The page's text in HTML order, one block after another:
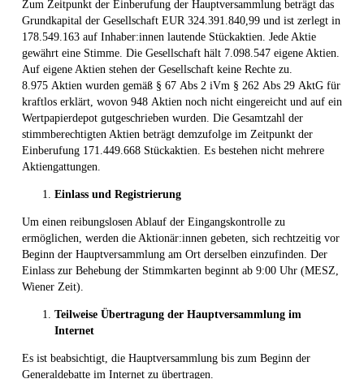
Zum Zeitpunkt der Einberufung der Hauptversammlung beträgt das
Grundkapital der Gesellschaft EUR 324.391.840,99 und ist zerlegt in
178.549.163 auf Inhaber:innen lautende Stückaktien. Jede Aktie
gewährt eine Stimme. Die Gesellschaft hält 7.098.547 eigene Aktien.
Auf eigene Aktien stehen der Gesellschaft keine Rechte zu.
8.975 Aktien wurden gemäß § 67 Abs 2 iVm § 262 Abs 29 AktG für
kraftlos erklärt, wovon 948 Aktien noch nicht eingereicht und auf ein
Wertpapierdepot gutgeschrieben wurden. Die Gesamtzahl der
stimmberechtigten Aktien beträgt demzufolge im Zeitpunkt der
Einberufung 171.449.668 Stückaktien. Es bestehen nicht mehrere
Aktiengattungen.
Einlass und Registrierung
Um einen reibungslosen Ablauf der Eingangskontrolle zu
ermöglichen, werden die Aktionär:innen gebeten, sich rechtzeitig vor
Beginn der Hauptversammlung am Ort derselben einzufinden. Der
Einlass zur Behebung der Stimmkarten beginnt ab 9:00 Uhr (MESZ,
Wiener Zeit).
Teilweise Übertragung der Hauptversammlung im
Internet
Es ist beabsichtigt, die Hauptversammlung bis zum Beginn der
Generaldebatte im Internet zu übertragen.